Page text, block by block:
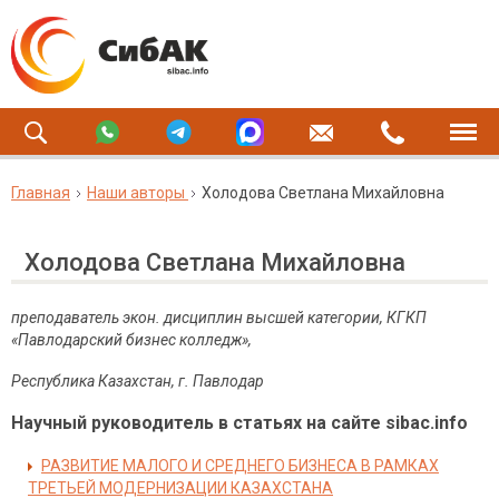
Главная Наши авторы Холодова Светлана Михайловна
Холодова Светлана Михайловна
преподаватель экон. дисциплин высшей категории, КГКП
«Павлодарский бизнес колледж»,
Республика Казахстан, г. Павлодар
Научный руководитель в статьях на сайте sibac.info
РАЗВИТИЕ МАЛОГО И СРЕДНЕГО БИЗНЕСА В РАМКАХ
ТРЕТЬЕЙ МОДЕРНИЗАЦИИ КАЗАХСТАНА